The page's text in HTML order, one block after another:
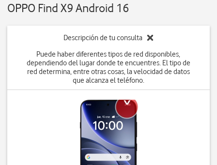
OPPO Find X9 Android 16
Descripción de tu consulta
Puede haber diferentes tipos de red disponibles,
dependiendo del lugar donde te encuentres. El tipo de
red determina, entre otras cosas, la velocidad de datos
que alcanza el teléfono.